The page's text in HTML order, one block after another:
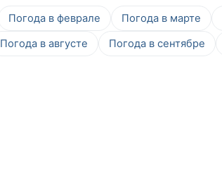
Погода в феврале Погода в марте
Погода в августе Погода в сентябре